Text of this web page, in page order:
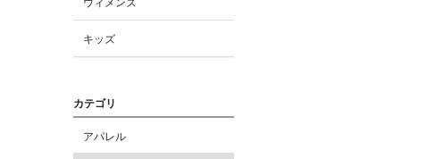
キッズ
カテゴリ
アパレル